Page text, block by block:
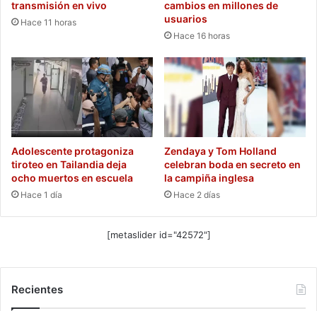
transmisión en vivo
Hace 11 horas
cambios en millones de
usuarios
Hace 16 horas
Adolescente protagoniza
tiroteo en Tailandia deja
ocho muertos en escuela
Hace 1 día
Zendaya y Tom Holland
celebran boda en secreto en
la campiña inglesa
Hace 2 días
[metaslider id="42572"]
Recientes